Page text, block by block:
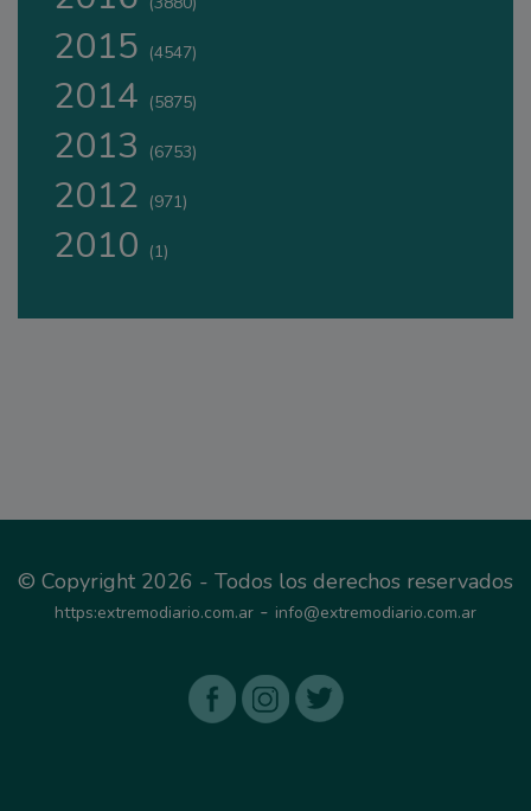
2015 (4547)
2014 (5875)
2013 (6753)
2012 (971)
2010 (1)
© Copyright 2026 - Todos los derechos reservados
https:extremodiario.com.ar - info@extremodiario.com.ar